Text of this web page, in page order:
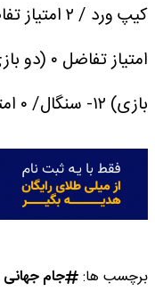
کیپ ورد / ۲ امتیاز تفاضل ۰ (دو بازی)
امتیاز تفاضل ۰ (دو بازی)
بازی) ۱۲- سنگال/ ۰ امتیاز تفاضل ۳- (دو بازی)
برچسب ها: جام جهانی